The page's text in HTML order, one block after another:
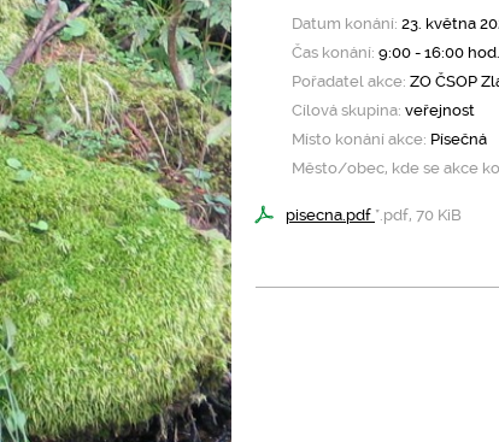
Datum konání: 23. května
Čas konání: 9:00 - 16:00 hod.
Pořadatel akce: ZO ČSOP
Cílová skupina: veřejnost
Místo konání akce: Písečná
Město/obec, kde se akce
pisecna.pdf *.pdf, 70 KiB